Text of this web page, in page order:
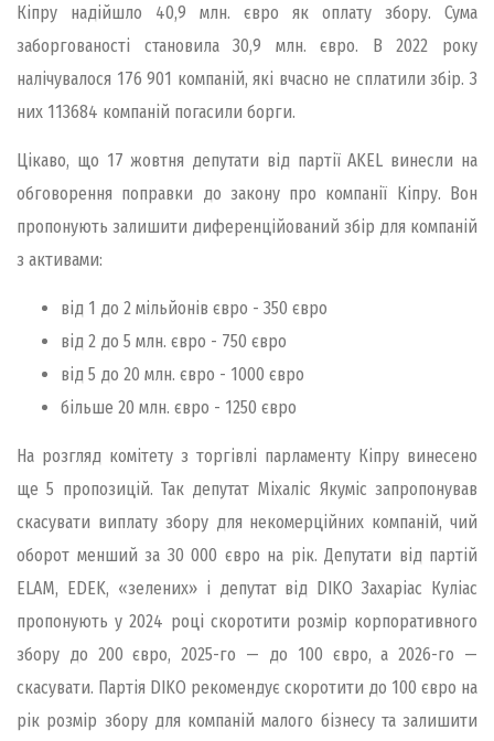
Кіпру надійшло 40,9 млн. євро як оплату збору. Сума
заборгованості становила 30,9 млн. євро. В 2022 року
налічувалося 176 901 компаній, які вчасно не сплатили збір. З
них 113684 компаній погасили борги.
Цікаво, що 17 жовтня депутати від партії AKEL винесли на
обговорення поправки до закону про компанії Кіпру. Вон
пропонують залишити диференційований збір для компаній
з активами:
від 1 до 2 мільйонів євро - 350 євро
від 2 до 5 млн. євро - 750 євро
від 5 до 20 млн. євро - 1000 євро
більше 20 млн. євро - 1250 євро
На розгляд комітету з торгівлі парламенту Кіпру винесено
ще 5 пропозицій. Так депутат Міхаліс Якуміс запропонував
скасувати виплату збору для некомерційних компаній, чий
оборот менший за 30 000 євро на рік. Депутати від партій
ELAM, EDEK, «зелених» і депутат від DIKO Захаріас Куліас
пропонують у 2024 році скоротити розмір корпоративного
збору до 200 євро, 2025-го — до 100 євро, а 2026-го —
скасувати. Партія DIKO рекомендує скоротити до 100 євро на
рік розмір збору для компаній малого бізнесу та залишити